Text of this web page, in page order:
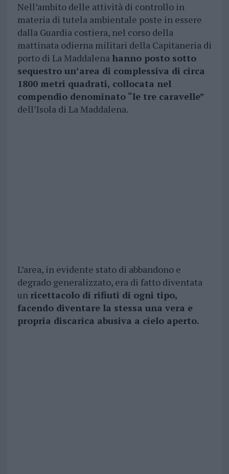
Nell’ambito delle attività di controllo in
materia di tutela ambientale poste in essere
dalla Guardia costiera, nel corso della
mattinata odierna militari della Capitaneria di
porto di La Maddalena hanno posto sotto
sequestro un’area di complessiva di circa
1800 metri quadrati, collocata nel
compendio denominato “le tre caravelle”
dell’Isola di La Maddalena.
L’area, in evidente stato di abbandono e
degrado generalizzato, era di fatto diventata
un ricettacolo di rifiuti di ogni tipo,
facendo diventare la stessa una vera e
propria discarica abusiva a cielo aperto.